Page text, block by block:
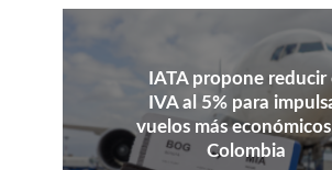
IATA propone reducir
IVA al 5% para
vuelos más
Colombia